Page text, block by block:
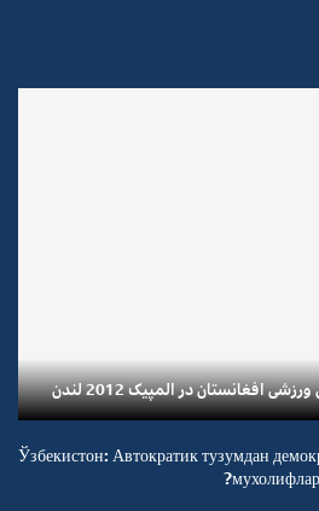
افغانستان در المپیک 2012 لندن
Ўзбекистон: Автократик тузумдан